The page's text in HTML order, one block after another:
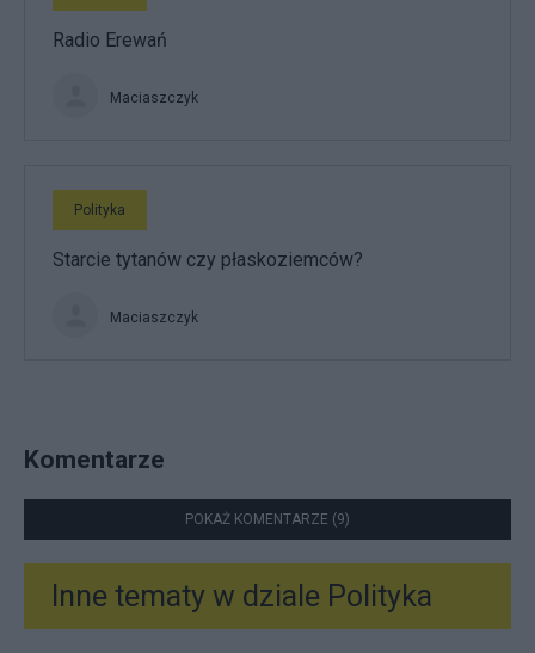
Radio Erewań
Maciaszczyk
Polityka
Starcie tytanów czy płaskoziemców?
Maciaszczyk
Komentarze
POKAŻ KOMENTARZE (9)
Inne tematy w dziale Polityka